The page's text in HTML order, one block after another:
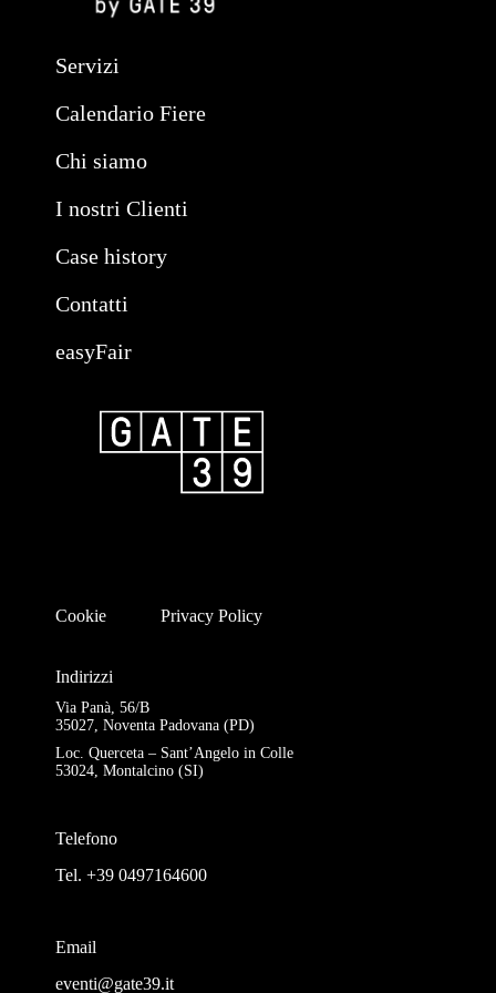
Servizi
Calendario Fiere
Chi siamo
I nostri Clienti
Case history
Contatti
easyFair
Cookie Privacy Policy
Indirizzi
Via Panà, 56/B
35027, Noventa Padovana (PD)
Loc. Querceta – Sant’Angelo in Colle
53024, Montalcino (SI)
Telefono
Tel. +39 0497164600
Email
eventi@gate39.it